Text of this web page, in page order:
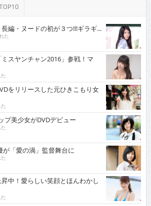
編・ヌードの初が３つ!!!ギラギ...
た
スヤンチャン2016」参戦！マ
をリリースした元ひきこもり女
美少女がDVDデビュー
「愛の渦」監督舞台に
中！愛らしい笑顔とほんわかし